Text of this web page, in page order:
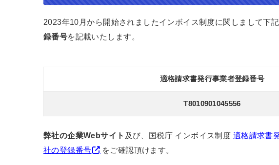
2023年10月から開始されましたインボイス制度に関しまして下
録番号を記載いたします。
適格請求書発行事業者登録番号
T8010901045556
弊社の企業Webサイト 及び、国税庁 インボイス制度 適格請求書
社の登録番号
をご確認頂けます。